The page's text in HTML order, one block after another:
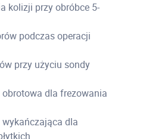
kolizji przy obróbce 5-
podczas operacji
przy użyciu sondy
dla frezowania
dla